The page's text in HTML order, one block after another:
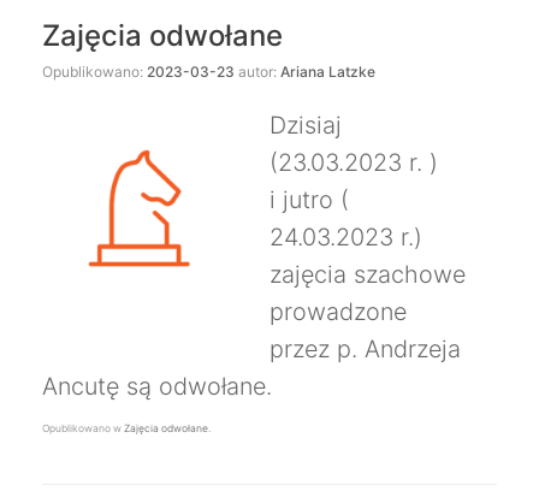
Zajęcia odwołane
Opublikowano: 2023-03-23 autor: Ariana Latzke
Dzisiaj
(23.03.2023 r. )
i jutro (
24.03.2023 r.)
zajęcia szachowe
prowadzone
przez p. Andrzeja
Ancutę są odwołane.
Opublikowano w Zajęcia odwołane